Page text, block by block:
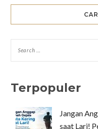
Terpopuler
Jangan
saat Lari!